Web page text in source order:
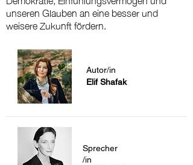
unseren Glauben an eine besser und
weisere Zukunft fördern.
Autor/in
Elif Shafak
Sprecher
/in